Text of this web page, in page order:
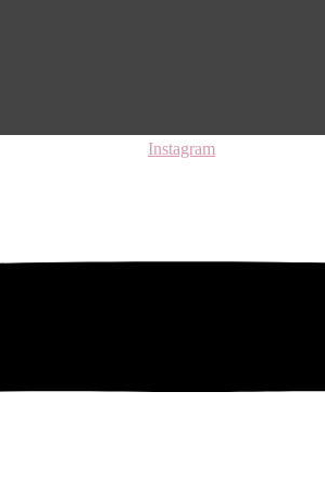
Instagram